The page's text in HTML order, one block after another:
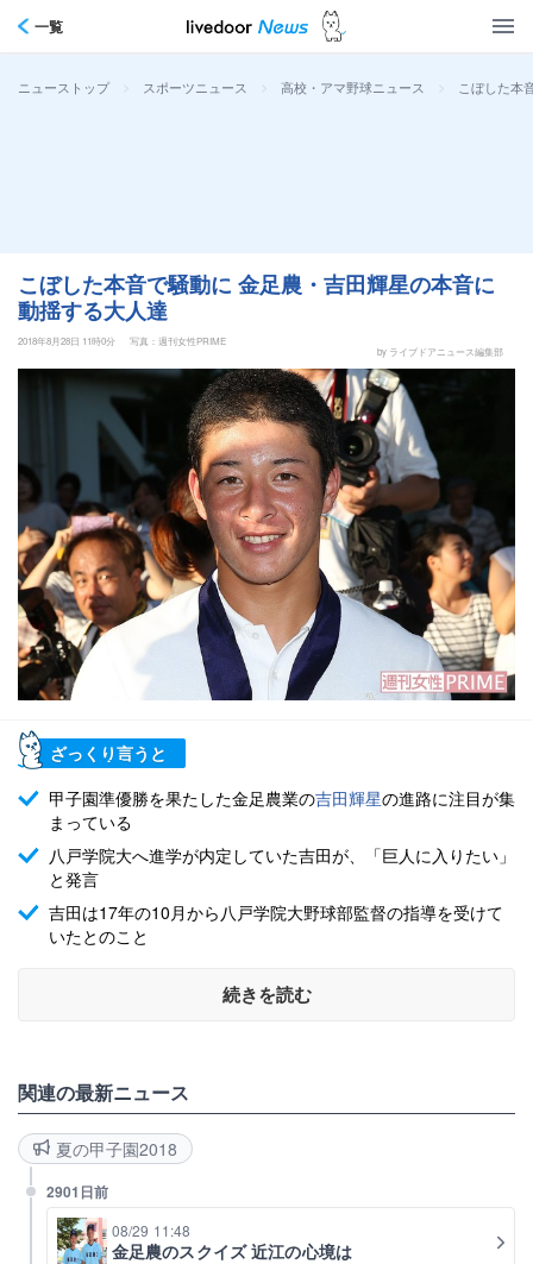
一覧
ニューストップ > スポーツニュース > 高校・アマ野球ニュース > こぼした本
こぼした本音で騒動に 金足農・吉田輝星の本音に
動揺する大人達
2018年8月28日 11時0分
写真：週刊女性PRIME
by ライブドアニュース編集部
ざっくり言うと
甲子園準優勝を果たした金足農業の吉田輝星の進路に注目が集
まっている
八戸学院大へ進学が内定していた吉田が、「巨人に入りたい」
と発言
吉田は17年の10月から八戸学院大野球部監督の指導を受けて
いたとのこと
続きを読む
関連の最新ニュース
夏の甲子園2018
2901日前
08/29 11:48
金足農のスクイズ 近江の心境は